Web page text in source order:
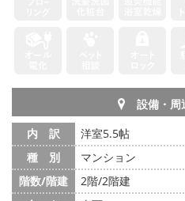
設備・周
内 訳
洋室5.5帖
種 別
マンション
階数/階建
2階/2階建